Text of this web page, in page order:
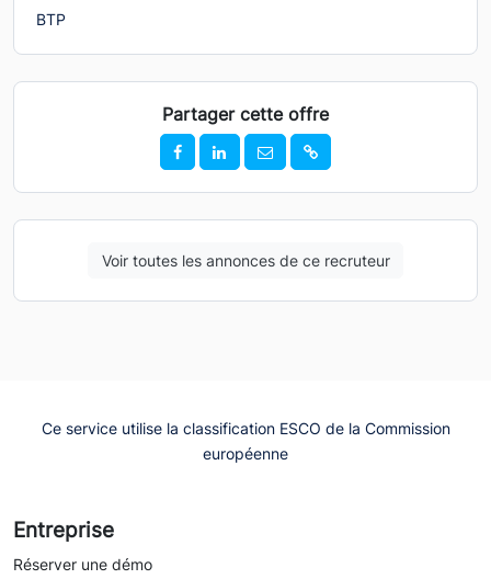
BTP
Partager cette offre
Voir toutes les annonces de ce recruteur
Ce service utilise la classification ESCO de la Commission
européenne
Entreprise
Réserver une démo